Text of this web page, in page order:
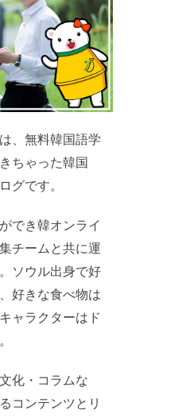
日本から韓国へ送金 おす
すめ 手数料が安くて便利
、無料韓国語学
ちゃった韓国
グです。
でき韓オンライ
チームと共に運
ソウル出身で好
好きな食べ物は
ャラクターはド
化・コラムな
コンテンツとリ